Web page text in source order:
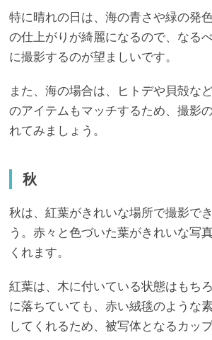
特に晴れの日は、海の青さや緑の発
の仕上がりが綺麗になるので、なる
に撮影するのが望ましいです。
また、海の場合は、ヒトデや貝殻な
のアイテムもマッチするため、撮影
れてみましょう。
秋
秋は、紅葉がきれいな場所で撮影で
う。赤々と色づいた葉がきれいな写
くれます。
紅葉は、木に付いている状態はもち
に落ちていても、赤い絨毯のような
してくれるため、被写体となるカッ